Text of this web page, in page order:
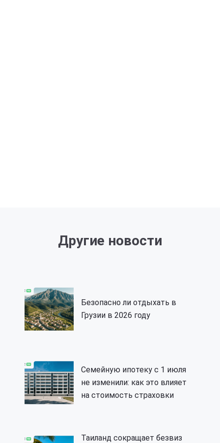
Другие новости
Безопасно ли отдыхать в
Грузии в 2026 году
Семейную ипотеку с 1 июля
не изменили: как это влияет
на стоимость страховки
Таиланд сокращает безвиз